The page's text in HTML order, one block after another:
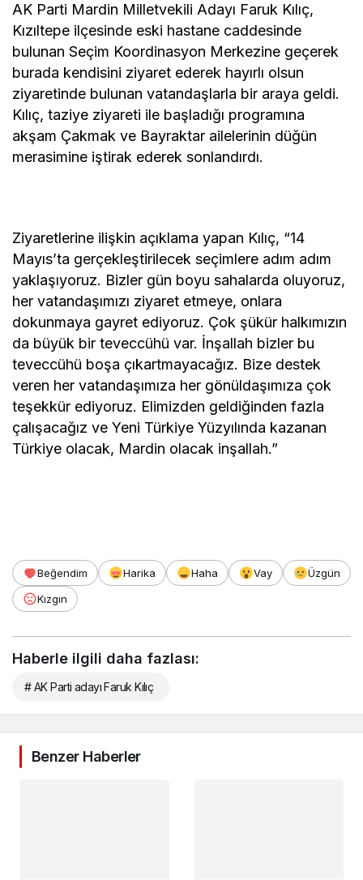
AK Parti Mardin Milletvekili Adayı Faruk Kılıç,
Kızıltepe ilçesinde eski hastane caddesinde
bulunan Seçim Koordinasyon Merkezine geçerek
burada kendisini ziyaret ederek hayırlı olsun
ziyaretinde bulunan vatandaşlarla bir araya geldi.
Kılıç, taziye ziyareti ile başladığı programına
akşam Çakmak ve Bayraktar ailelerinin düğün
merasimine iştirak ederek sonlandırdı.
Ziyaretlerine ilişkin açıklama yapan Kılıç, “14
Mayıs’ta gerçekleştirilecek seçimlere adım adım
yaklaşıyoruz. Bizler gün boyu sahalarda oluyoruz,
her vatandaşımızı ziyaret etmeye, onlara
dokunmaya gayret ediyoruz. Çok şükür halkımızın
da büyük bir teveccühü var. İnşallah bizler bu
teveccühü boşa çıkartmayacağız. Bize destek
veren her vatandaşımıza her gönüldaşımıza çok
teşekkür ediyoruz. Elimizden geldiğinden fazla
çalışacağız ve Yeni Türkiye Yüzyılında kazanan
Türkiye olacak, Mardin olacak inşallah.”
Beğendim Harika Haha Vay
Üzgün
Kızgın
Haberle ilgili daha fazlası:
# AK Parti adayı Faruk Kılıç
Benzer Haberler